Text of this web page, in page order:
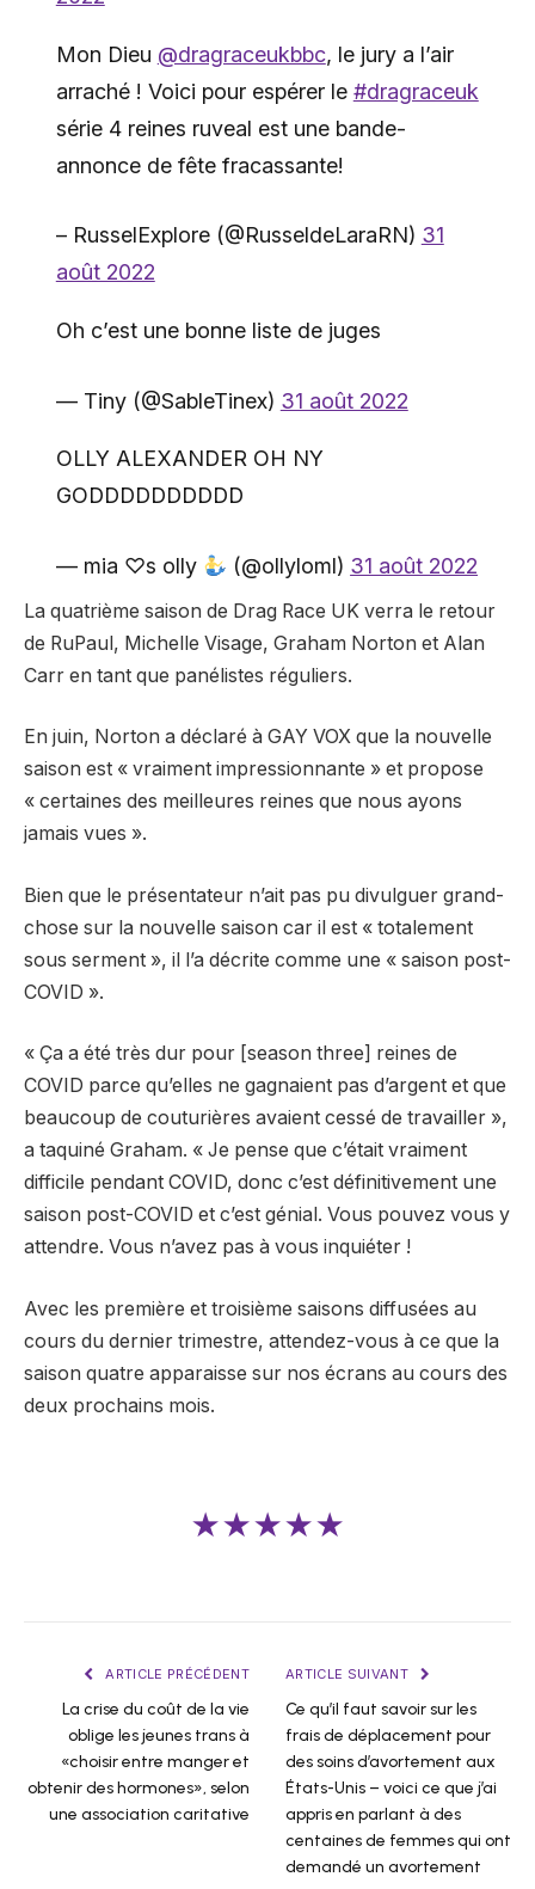
Mon Dieu @dragraceukbbc, le jury a l’air
arraché ! Voici pour espérer le #dragraceuk
série 4 reines ruveal est une bande-
annonce de fête fracassante!
– RusselExplore (@RusseldeLaraRN) 31
août 2022
Oh c’est une bonne liste de juges
— Tiny (@SableTinex) 31 août 2022
OLLY ALEXANDER OH NY
GODDDDDDDDDD
— mia ♡s olly (@ollyloml) 31 août 2022
La quatrième saison de Drag Race UK verra le retour
de RuPaul, Michelle Visage, Graham Norton et Alan
Carr en tant que panélistes réguliers.
En juin, Norton a déclaré à GAY VOX que la nouvelle
saison est « vraiment impressionnante » et propose
« certaines des meilleures reines que nous ayons
jamais vues ».
Bien que le présentateur n’ait pas pu divulguer grand-
chose sur la nouvelle saison car il est « totalement
sous serment », il l’a décrite comme une « saison post-
COVID ».
« Ça a été très dur pour [season three] reines de
COVID parce qu’elles ne gagnaient pas d’argent et que
beaucoup de couturières avaient cessé de travailler »,
a taquiné Graham. « Je pense que c’était vraiment
difficile pendant COVID, donc c’est définitivement une
saison post-COVID et c’est génial. Vous pouvez vous y
attendre. Vous n’avez pas à vous inquiéter !
Avec les première et troisième saisons diffusées au
cours du dernier trimestre, attendez-vous à ce que la
saison quatre apparaisse sur nos écrans au cours des
deux prochains mois.
★★★★★
ARTICLE PRÉCÉDENT
La crise du coût de la vie
oblige les jeunes trans à
«choisir entre manger et
obtenir des hormones», selon
une association caritative
ARTICLE SUIVANT
Ce qu’il faut savoir sur les
frais de déplacement pour
des soins d’avortement aux
États-Unis – voici ce que j’ai
appris en parlant à des
centaines de femmes qui ont
demandé un avortement